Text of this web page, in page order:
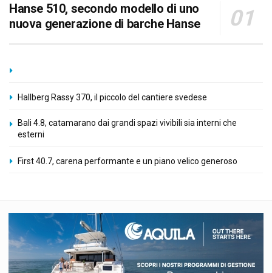
Hanse 510, secondo modello di uno
nuova generazione di barche Hanse
Hallberg Rassy 370, il piccolo del cantiere svedese
Bali 4.8, catamarano dai grandi spazi vivibili sia interni che
esterni
First 40.7, carena performante e un piano velico generoso